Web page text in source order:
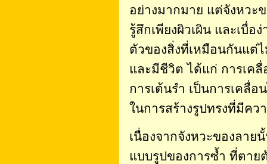
อย่างมากมาย แต่จังหวะ
รู้สึกเพียงผิวเผิน และเบื่อ
ตัวของสิ่งที่เหมือนกันแต่
และมีชีวิต ได้แก่ การเค
การเต้นรำ เป็นการเคลื่
ในการสร้างรูปทรงที่มีคว
เนื่องจากจังหวะของลา
แบบรูปของการซ้ำ ที่ตาย